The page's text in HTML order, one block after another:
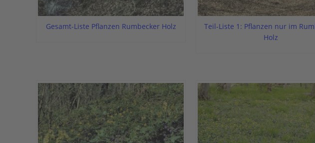
Gesamt-Liste Pflanzen Rumbecker Holz
Teil-Liste 1: Pflanzen nur im
Holz